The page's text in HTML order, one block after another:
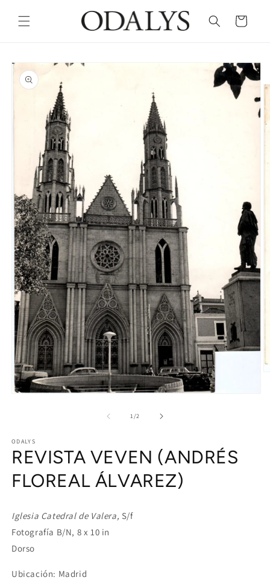
content
Cart
Skip to
product
information
1/of2
ODALYS
REVISTA VEVEN (ANDRÉS
FLOREAL ÁLVAREZ)
Iglesia Catedral de Valera, S/f
Fotografía B/N, 8 x 10 in
Dorso
Ubicación: Madrid